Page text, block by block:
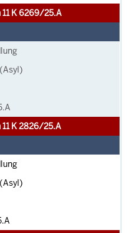
K 6269/25.A
K 2826/25.A